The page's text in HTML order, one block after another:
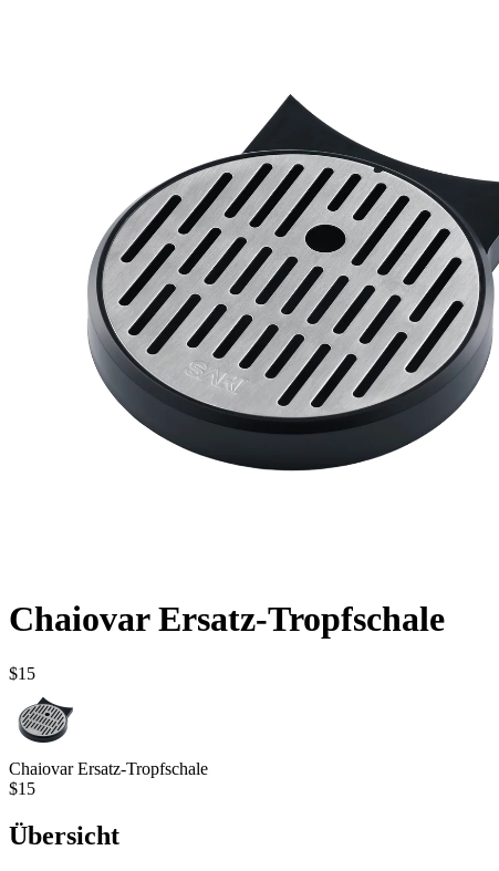
Chaiovar Ersatz-Tropfschale
$15
Chaiovar Ersatz-Tropfschale
$15
Übersicht